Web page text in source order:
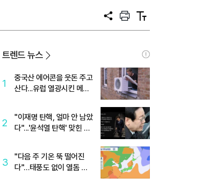
공
프
트
텍
트
트렌드 뉴스
1
중국산 에어콘을 웃돈 주고
산다...유럽 열광시킨 메이
2
"이재명 탄핵, 얼마 안 남았
다"...'윤석열 탄핵' 맞힌 무
3
"다음 주 기온 뚝 떨어진
다"…태풍도 없이 열돔 박